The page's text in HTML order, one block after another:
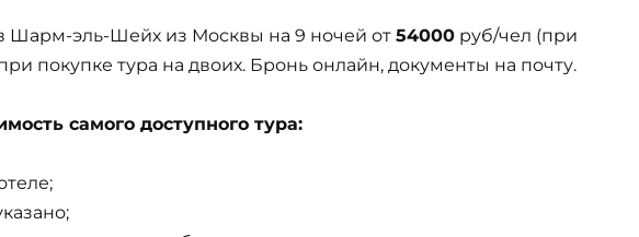
Шарм-эль-Шейх из Москвы на 9 ночей от 54000 руб/чел (при
покупке тура на двоих. Бронь онлайн, документы на почту.
самого доступного тура: